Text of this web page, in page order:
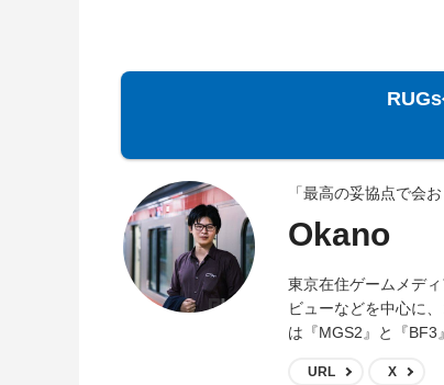
「最高の妥協点で会お
Okano
東京在住ゲームメデ
ビューなどを中心に
は『MGS2』と『BF3
URL X